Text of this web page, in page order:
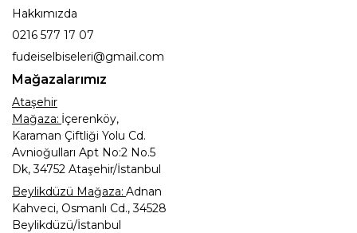
Hakkımızda
0216 577 17 07
fudeiselbiseleri@gmail.com
Mağazalarımız
Ataşehir
Mağaza: İçerenköy,
Karaman Çiftliği Yolu Cd.
Avnioğulları Apt No:2 No.5
Dk, 34752 Ataşehir/İstanbul
Beylikdüzü Mağaza: Adnan
Kahveci, Osmanlı Cd., 34528
Beylikdüzü/İstanbul